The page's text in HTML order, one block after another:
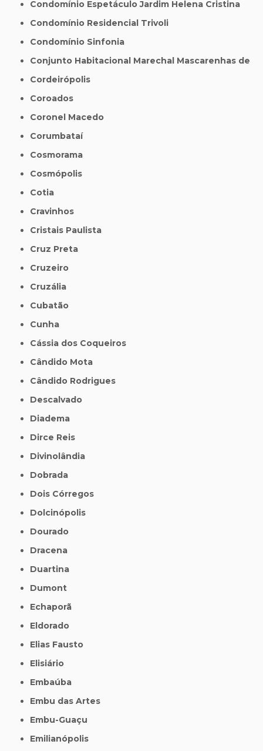
Condomínio Espetáculo Jardim Helena Cristina
Condomínio Residencial Trivoli
Condomínio Sinfonia
Conjunto Habitacional Marechal Mascarenhas de
Cordeirópolis
Coroados
Coronel Macedo
Corumbataí
Cosmorama
Cosmópolis
Cotia
Cravinhos
Cristais Paulista
Cruz Preta
Cruzeiro
Cruzália
Cubatão
Cunha
Cássia dos Coqueiros
Cândido Mota
Cândido Rodrigues
Descalvado
Diadema
Dirce Reis
Divinolândia
Dobrada
Dois Córregos
Dolcinópolis
Dourado
Dracena
Duartina
Dumont
Echaporã
Eldorado
Elias Fausto
Elisiário
Embaúba
Embu das Artes
Embu-Guaçu
Emilianópolis